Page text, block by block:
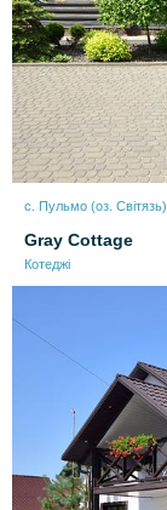
с. Пульмо (оз. Світязь)
Gray Cottage
Котеджі